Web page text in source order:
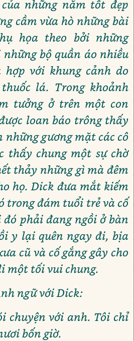
những năm tốt đẹp
cầm vừa hò những bài
họa theo bởi những
bộ quần áo nhiều
với khung cảnh do
lá. Trong khoảnh
tưởng ở trên một con
loan báo trông thấy
gương mặt các cô
thấy chung một sự chờ
thảy những gì mà đêm
họ. Dick đưa mắt kiếm
trong đám tuổi trẻ và cố
phải đang ngồi ở bàn
y lại quên ngay đi, bịa
cũ và cố gắng gây cho
một tối vui chung.
ngữ với Dick:
chuyện với anh. Tôi chỉ
bốn giờ.